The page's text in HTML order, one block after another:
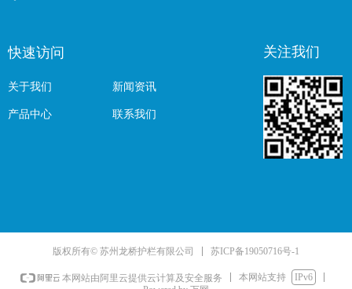
快速访问
关于我们
产品中心
新闻资讯
联系我们
关注我们
版权所有© 苏州龙桥护栏有限公司 苏ICP备19050716号-1
本网站由阿里云提供云计算及安全服务 本网站支持
IPv6